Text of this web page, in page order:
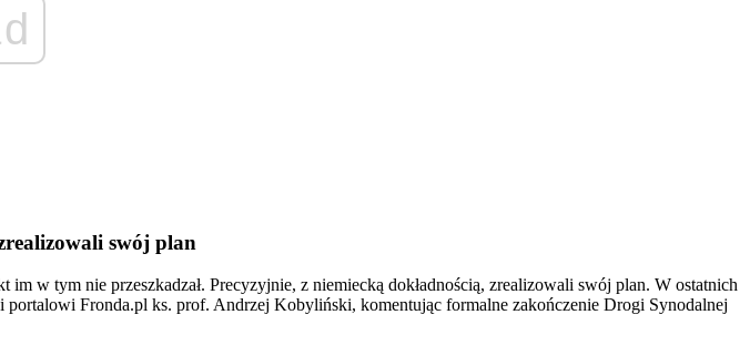
swój plan
w tym nie przeszkadzał. Precyzyjnie, z niemiecką dokładnością, zrealizowali swój plan. W ostatnich
portalowi Fronda.pl ks. prof. Andrzej Kobyliński, komentując formalne zakończenie Drogi Synodalnej